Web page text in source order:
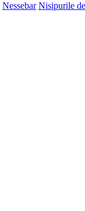
Nessebar Nisipurile